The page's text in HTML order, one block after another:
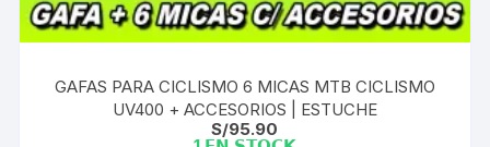
GAFAS PARA CICLISMO 6 MICAS MTB CICLISMO
UV400 + ACCESORIOS | ESTUCHE
S/95.90